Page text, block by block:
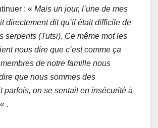
: « Mais un jour, l’une de mes
directement dit qu’il était difficile de
serpents (Tutsi). Ce même mot les
nous dire que c’est comme ça
de notre famille nous
que nous sommes des
parfois, on se sentait en insécurité à
.